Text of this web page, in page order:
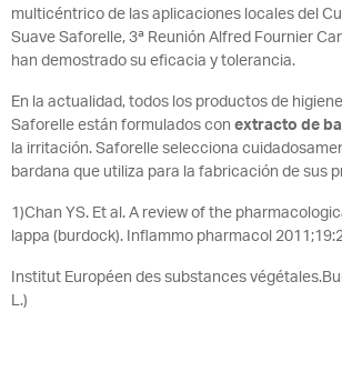
multicéntrico de las aplicaciones locales del
Suave Saforelle, 3ª Reunión Alfred Fournier
han demostrado su eficacia y tolerancia.
En la actualidad, todos los productos de
Saforelle están formulados con extracto de
la irritación. Saforelle selecciona
bardana que utiliza para la fabricación de sus
1)Chan YS. Et al. A review of the
lappa (burdock). Inflammo pharmacol
Institut Européen des substances
L.)